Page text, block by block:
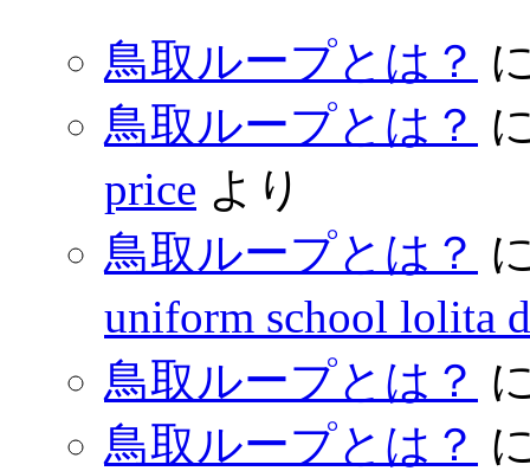
鳥取ループとは？
鳥取ループとは？
price より
鳥取ループとは？
uniform school lolita
鳥取ループとは？
鳥取ループとは？